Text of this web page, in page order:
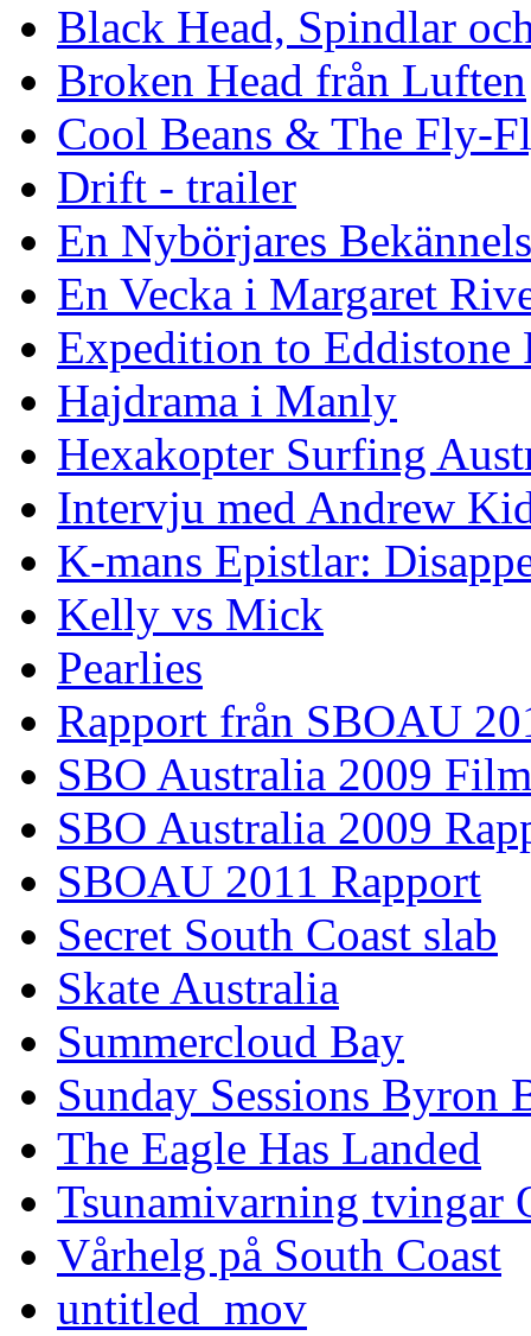
Black Head, Spindlar
Broken Head från Luften
Cool Beans & The Fly-
Drift - trailer
En Nybörjares
En Vecka i Margaret
Expedition to Eddistone
Hajdrama i Manly
Hexakopter Surfing
Intervju med Andrew
K-mans Epistlar:
Kelly vs Mick
Pearlies
Rapport från SBOAU
SBO Australia 2009 Film
SBO Australia 2009
SBOAU 2011 Rapport
Secret South Coast slab
Skate Australia
Summercloud Bay
Sunday Sessions Byron
The Eagle Has Landed
Tsunamivarning tvingar
Vårhelg på South Coast
untitled_mov